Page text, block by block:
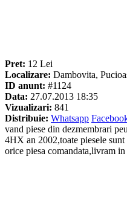
Pret: 12 Lei
Localizare: Dambovita,
ID anunt: #1124
Data: 27.07.2013 18:35
Vizualizari: 841
Distribuie: Whatsapp
vand piese din dezmembrari
4HX an 2002,toate piesele
orice piesa comandata,livram in